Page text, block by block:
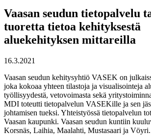
Vaasan seudun tietopalvelu
tuoretta tietoa kehityksestä
aluekehityksen mittareilla
16.3.2021
Vaasan seudun kehitysyhtiö VASEK on
joka kokoaa yhteen tilastoja ja visualisointeja
työllisyydestä, vetovoimasta sekä
MDI toteutti tietopalvelun VASEKille ja sen
johtamisen tueksi. Yhteistyössä tietopalvelun
Vaasan kaupunki. Vaasan seudun kuntiin
Korsnäs, Laihia, Maalahti, Mustasaari ja Vöyri.